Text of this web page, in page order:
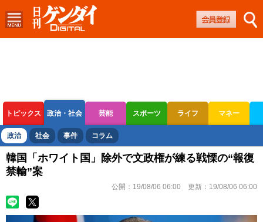
トピックス 政治・社会 芸能 スポーツ ライフ マネー
ボートレース 競輪 オートレース
政治 社会 事件 コラム
韓国「ホワイト国」除外で文政権が練る戦慄の“報復
禁輸”案
公開： 19/08/06 06:00 更新： 19/08/06 06:00